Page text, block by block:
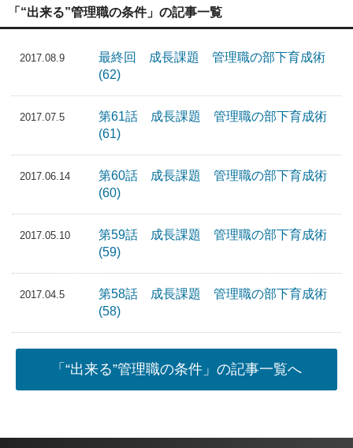
「“出来る”管理職の条件」の記事一覧
2017.08.9
最終回 成長課題 管理職の部下育成術
(62)
2017.07.5
第61話 成長課題 管理職の部下育成術
(61)
2017.06.14
第60話 成長課題 管理職の部下育成術
(60)
2017.05.10
第59話 成長課題 管理職の部下育成術
(59)
2017.04.5
第58話 成長課題 管理職の部下育成術
(58)
「“出来る”管理職の条件」の記事一覧へ